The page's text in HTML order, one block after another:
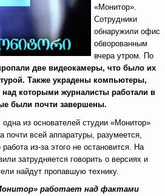
«Монитор».
Сотрудники
обнаружили офис
обворованным
вчера утром. По
две видеокамеры, что было их
Также украдены компьютеры,
которыми журналисты работали в
были почти завершены.
из основателей студии «Монитор»
почти всей аппаратуры, разумеется,
из-за этого не остановится. На
затрудняется говорить о версиях и
найдут пропавшую технику.
работает над фактами